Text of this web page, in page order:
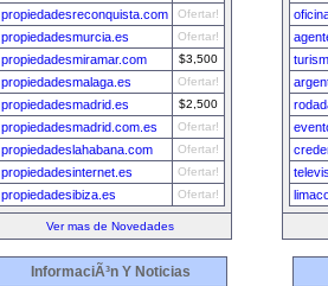
propiedadesreconquista.com Ofertar!
propiedadesmurcia.es Ofertar!
propiedadesmiramar.com $3,500
propiedadesmalaga.es Ofertar!
propiedadesmadrid.es $2,500
propiedadesmadrid.com.es Ofertar!
propiedadeslahabana.com Ofertar!
propiedadesinternet.es Ofertar!
propiedadesibiza.es Ofertar!
Ver mas de Novedades
InformaciÃ³n Y Noticias